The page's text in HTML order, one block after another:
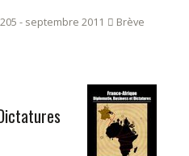
205 - septembre 2011 Brève